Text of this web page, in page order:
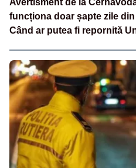
funcționa doar șapte zile
Când ar putea fi repornită